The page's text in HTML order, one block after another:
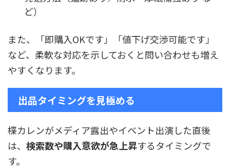
ど）
また、「即購入OKです」「値下げ交渉可能です」
など、柔軟な対応を示しておくと問い合わせも増え
やすくなります。
出品タイミングを見極める
楪カレンがメディア露出やイベント出演した直後
は、 検索数や購入意欲が急上昇するタイミングで
す。